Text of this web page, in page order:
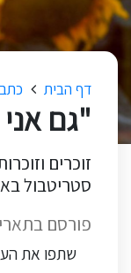
דף הבית
"גם
זוכרים
סטריטבול
פורסם בתאריך 31/05/2026
שתפו את